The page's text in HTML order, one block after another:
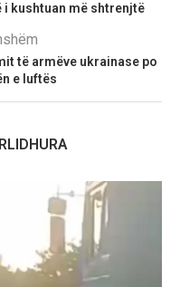
kushtuan më shtrenjtë
të armëve ukrainase po
e luftës